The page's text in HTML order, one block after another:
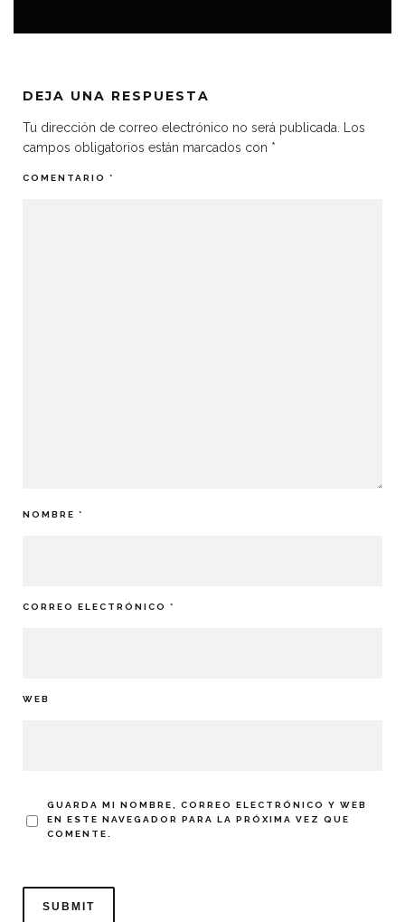
DEJA UNA RESPUESTA
Tu dirección de correo electrónico no será publicada. Los
campos obligatorios están marcados con *
COMENTARIO *
NOMBRE *
CORREO ELECTRÓNICO *
WEB
GUARDA MI NOMBRE, CORREO ELECTRÓNICO Y WEB
EN ESTE NAVEGADOR PARA LA PRÓXIMA VEZ QUE
COMENTE.